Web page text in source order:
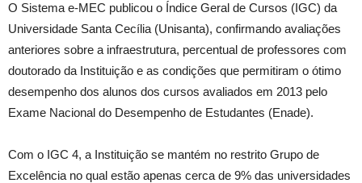
O Sistema e-MEC publicou o Índice Geral de Cursos (IGC) da
Universidade Santa Cecília (Unisanta), confirmando avaliações
anteriores sobre a infraestrutura, percentual de professores com
doutorado da Instituição e as condições que permitiram o ótimo
desempenho dos alunos dos cursos avaliados em 2013 pelo
Exame Nacional do Desempenho de Estudantes (Enade).
Com o IGC 4, a Instituição se mantém no restrito Grupo de
Excelência no qual estão apenas cerca de 9% das universidades